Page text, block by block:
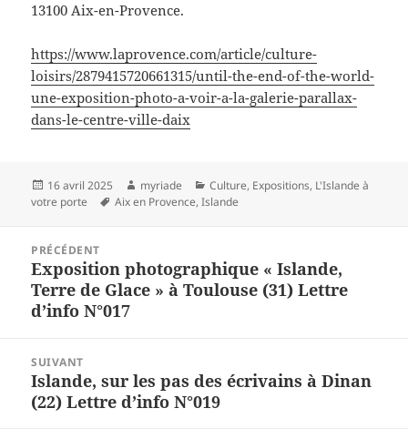
13100 Aix-en-Provence.
https://www.laprovence.com/article/culture-
loisirs/2879415720661315/until-the-end-of-the-world-
une-exposition-photo-a-voir-a-la-galerie-parallax-
dans-le-centre-ville-daix
Publié
le
16 avril 2025 Auteur
myriade Catégories
Culture, Expositions, L'Islande à
votre porte
Mots-
Aix en Provence,Islande
l’article
PRÉCÉDENT
Article
précédent :
Exposition photographique « Islande,
Terre de Glace » à Toulouse (31) Lettre
d’info N°017
SUIVANT
Article
suivant :
Islande, sur les pas des écrivains à Dinan
(22) Lettre d’info N°019